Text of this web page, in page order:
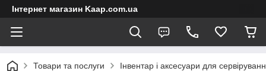
Інтернет магазин Kaap.com.ua
Товари та послуги Інвентар і аксесуари для